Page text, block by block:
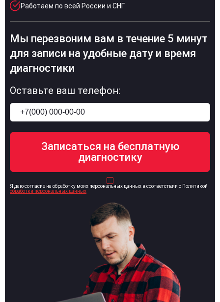
Работаем по всей России и СНГ
Мы перезвоним вам в течение 5 минут
для записи на удобные дату и время
диагностики
Оставьте ваш телефон:
Я даю согласие на обработку моих персональных данных в соответствии с Политикой
обработки персональных данных